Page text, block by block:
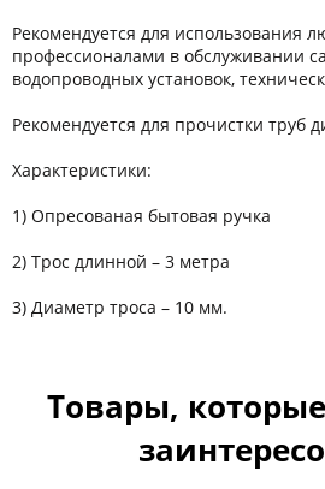
Рекомендуется для использования
профессионалами в обслуживании
водопроводных установок,
Рекомендуется для прочистки труб
Характеристики:
1) Опресованая бытовая ручка
2) Трос длинной – 3 метра
3) Диаметр троса – 10 мм.
Товары,